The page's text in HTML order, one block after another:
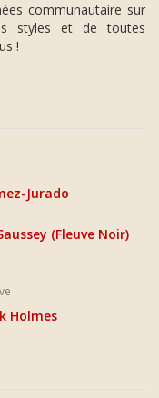
communautaire sur
styles et de toutes
!
Jurado
(Fleuve Noir)
Holmes